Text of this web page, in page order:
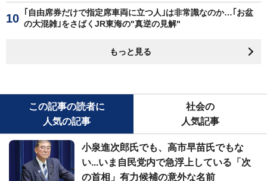
｢自由席券だけで指定席車両に立つ人｣は非常識なのか…｢お盆
の大混雑｣をさばくJR東海の"真逆の見解"
もっと見る
この記事の読者に
人気の記事
社会の
人気記事
小泉進次郎氏でも、高市早苗氏でもな
い...いま自民党内で急浮上している「次
の首相」有力候補の意外な名前